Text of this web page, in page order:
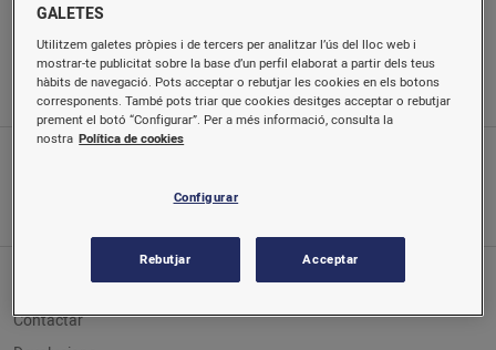
Detergents i altres per a la roba
Ordenat per
Servei al client
Contactar
GALETES
Utilitzem galetes pròpies i de tercers per analitzar l’ús del lloc web i
mostrar-te publicitat sobre la base d’un perfil elaborat a partir dels teus
hàbits de navegació. Pots acceptar o rebutjar les cookies en els botons
corresponents. També pots triar que cookies desitges acceptar o rebutjar
prement el botó “Configurar”. Per a més informació, consulta la
nostra Política de cookies
Configurar
Rebutjar Acceptar